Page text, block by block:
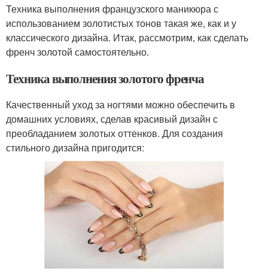
Техника выполнения французского маникюра с
использованием золотистых тонов такая же, как и у
классического дизайна. Итак, рассмотрим, как сделать
френч золотой самостоятельно.
Техника выполнения золотого френча
Качественный уход за ногтями можно обеспечить в
домашних условиях, сделав красивый дизайн с
преобладанием золотых оттенков. Для создания
стильного дизайна пригодится: